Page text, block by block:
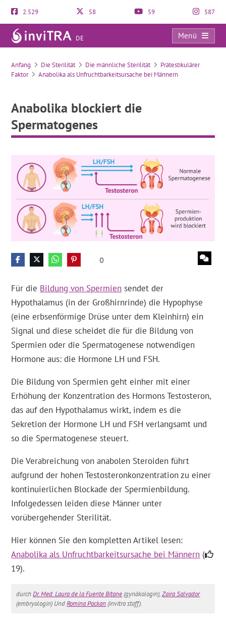
2.529 58 59 587
DE
Menü
Anabolika blockiert die Spermatogenes
Anfang Die Sterilität Die männliche Sterilität
Prätestikulärer
Faktor
Anabolika als Unfruchtbarkeitsursache bei Männern
Anabolika blockiert die
Spermatogenes
0
Für die Bildung von Spermien sendet der
Hypothalamus (in der Großhirnrinde) die Hypophyse
(eine erbsenförmige Drüse unter dem Kleinhirn) ein
Signal und diese scheidet die für die Bildung von
Spermien oder die Spermatogenese notwendigen
Hormone aus: die Hormone LH und FSH.
Die Bildung von Spermien geht einher mit einer
Erhöhung der Konzentration des Hormons Testosteron,
das auf den Hypothalamus wirkt, indem es die
Sekretion der Hormone LH und FSH verlangsamt und
so die Spermatogenese steuert.
Die Verabreichung von anabolen Steroiden führt
aufgrund der hohen Testosteronkonzentration zu einer
kontinuierlichen Blockade der Spermienbildung.
Infolgedessen leiden diese Männer unter
vorübergehender Sterilität.
Hier können Sie den kompletten Artikel lesen:
Anabolika als Unfruchtbarkeitsursache bei Männern (
19).
durchDr. Med. Laura de la Fuente Bitane(gynäkologin),Zaira Salvador
(embryologin) UndRomina Packan(invitra staff).